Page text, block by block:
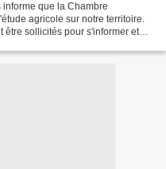
que la Chambre
agricole sur notre territoire.
être sollicités pour s'informer et